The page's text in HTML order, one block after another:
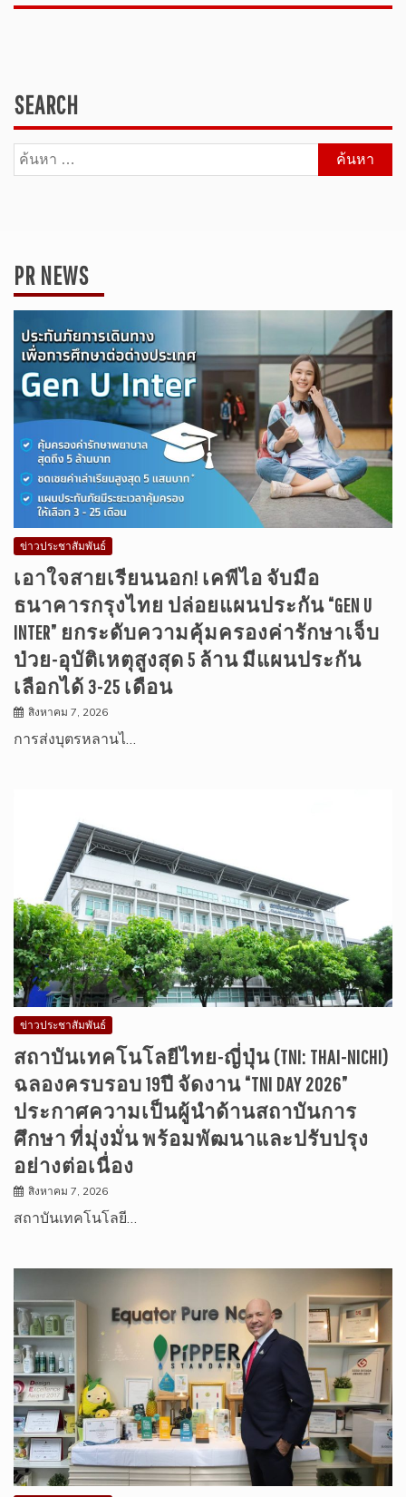
SEARCH
ค้นหา
สำหรับ:
PR NEWS
ข่าวประชาสัมพันธ์
เอาใจสายเรียนนอก! เคพีไอ จับมือ
ธนาคารกรุงไทย ปล่อยแผนประกัน “GEN U
INTER” ยกระดับความคุ้มครองค่ารักษาเจ็บ
ป่วย-อุบัติเหตุสูงสุด 5 ล้าน มีแผนประกัน
เลือกได้ 3-25 เดือน
สิงหาคม 7, 2026
การส่งบุตรหลานไ…
ข่าวประชาสัมพันธ์
สถาบันเทคโนโลยีไทย-ญี่ปุ่น (TNI: THAI-NICHI)
ฉลองครบรอบ 19ปี จัดงาน “TNI DAY 2026”
ประกาศความเป็นผู้นำด้านสถาบันการ
ศึกษา ที่มุ่งมั่น พร้อมพัฒนาและปรับปรุง
อย่างต่อเนื่อง
สิงหาคม 7, 2026
สถาบันเทคโนโลยี…